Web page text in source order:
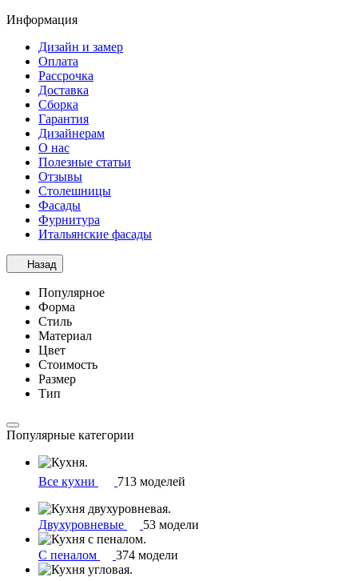
Информация
Дизайн и замер
Оплата
Рассрочка
Доставка
Сборка
Гарантия
Дизайнерам
О нас
Полезные статьи
Отзывы
Столешницы
Фасады
Фурнитура
Итальянские фасады
Назад
Популярное
Форма
Стиль
Материал
Цвет
Стоимость
Размер
Тип
Популярные категории
Все кухни 713 моделей
Двухуровневые 53 модели
С пеналом 374 модели